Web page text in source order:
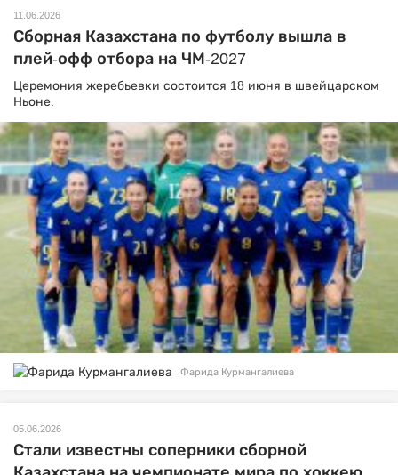
11.06.2026
Сборная Казахстана по футболу вышла в
плей-офф отбора на ЧМ-2027
Церемония жеребьевки состоится 18 июня в швейцарском
Ньоне.
Фарида Курмангалиева
05.06.2026
Стали известны соперники сборной